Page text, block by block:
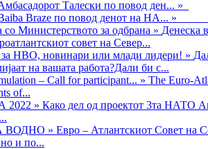
Талески по повод ден... »
Braze по повод денот на НА... »
со Министерството за одбрана » Денеска
совет на Север...
новинари или млади лидери! »
на вашата работа?Дали би с...
– Call for participant... » The Euro-
of...
» Како дел од проектот 3та НАТО
ВОДНО » Евро – Атлантскиот Совет на
и по...